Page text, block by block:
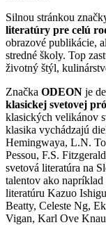
Silnou stránkou
literatúry pre celú
obrazové publikácie,
stredné školy. Top
životný štýl,
Značka ODEON je
klasickej svetovej
klasických velikánov
klasika vychádzajú
Hemingwaya, L.N.
Pessou, F.S.
svetová literatúra na
talentov ako
literatúru Kazuo
Beatty, Celeste Ng,
Vigan, Karl Ove